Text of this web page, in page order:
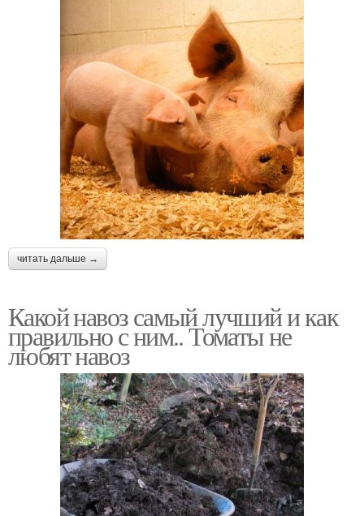
читать дальше →
Какой навоз самый лучший и как
правильно с ним.. Томаты не
любят навоз